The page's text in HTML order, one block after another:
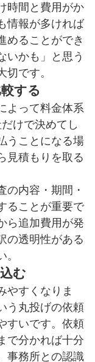
時間と費用がか
情報が多ければ
めることができ
いかも」と思う
です。
する
よって料金体系
けで決めてし
うことになる場
見積もりを取る
の内容・期間・
ることが重要で
ら追加費用が発
の透明性がある
む
やすくなりま
う丸投げの依頼
すいです。依頼
で分かれば十分
事務所との認識